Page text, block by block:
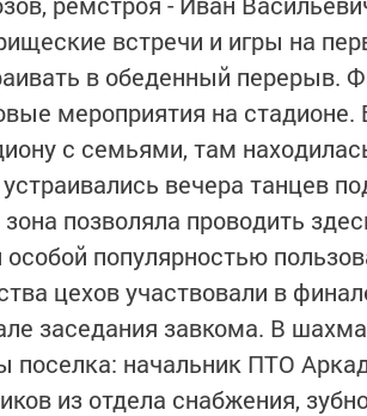
встречи и игры на
в обеденный перерыв.
мероприятия на
с семьями, там
вечера танцев
позволяла проводить
популярностью
цехов участвовали в
заседания завкома. В
поселка: начальник ПТО
из отдела снабжения,